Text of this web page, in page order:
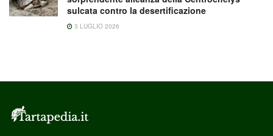
sulcata contro la desertificazione
3 LUGLIO 2026